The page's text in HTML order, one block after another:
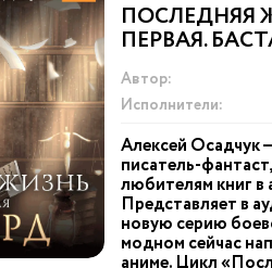
ПОСЛЕДНЯЯ
ПЕРВАЯ.
Автор:
Исполнители:
Алексей Осадчук
писатель-
любителям книг
Представляет в
новую серию
модном сейчас